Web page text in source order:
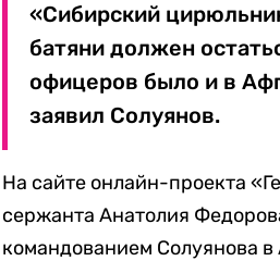
«Сибирский
батяни должен
офицеров было и в
заявил Солуянов.
На сайте онлайн-проекта
сержанта Анатолия
командованием Солуянова в